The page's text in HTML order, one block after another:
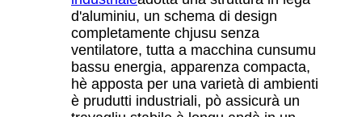
d'aluminiu, un schema di design
completamente chjusu senza
ventilatore, tutta a macchina cunsumu
bassu energia, apparenza compacta,
hè apposta per una varietà di ambienti
è prudutti industriali, pò assicurà un